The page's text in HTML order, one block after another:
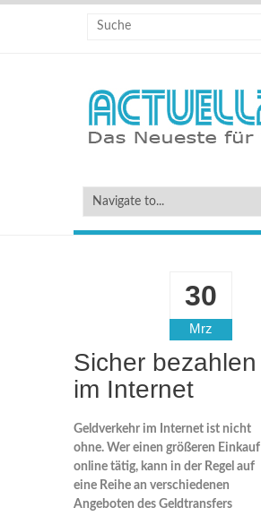
30
Mrz
Sicher bezahlen
im Internet
Geldverkehr im Internet ist nicht
ohne. Wer einen größeren Einkauf
online tätig, kann in der Regel auf
eine Reihe an verschiedenen
Angeboten des Geldtransfers